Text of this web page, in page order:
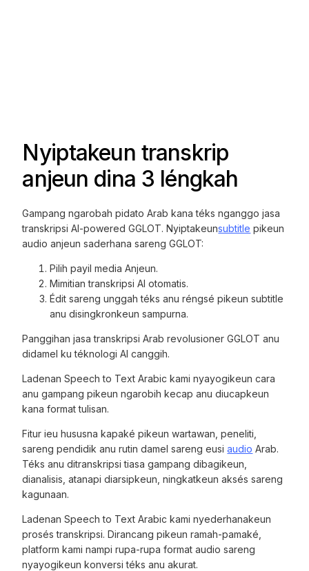
Nyiptakeun transkrip
anjeun dina 3 léngkah
Gampang ngarobah pidato Arab kana téks nganggo jasa
transkripsi AI-powered GGLOT. Nyiptakeunsubtitle pikeun
audio anjeun saderhana sareng GGLOT:
Pilih payil media Anjeun.
Mimitian transkripsi AI otomatis.
Édit sareng unggah téks anu réngsé pikeun subtitle
anu disingkronkeun sampurna.
Panggihan jasa transkripsi Arab revolusioner GGLOT anu
didamel ku téknologi AI canggih.
Ladenan Speech to Text Arabic kami nyayogikeun cara
anu gampang pikeun ngarobih kecap anu diucapkeun
kana format tulisan.
Fitur ieu hususna kapaké pikeun wartawan, peneliti,
sareng pendidik anu rutin damel sareng eusiaudio Arab.
Téks anu ditranskripsi tiasa gampang dibagikeun,
dianalisis, atanapi diarsipkeun, ningkatkeun aksés sareng
kagunaan.
Ladenan Speech to Text Arabic kami nyederhanakeun
prosés transkripsi. Dirancang pikeun ramah-pamaké,
platform kami nampi rupa-rupa format audio sareng
nyayogikeun konversi téks anu akurat.